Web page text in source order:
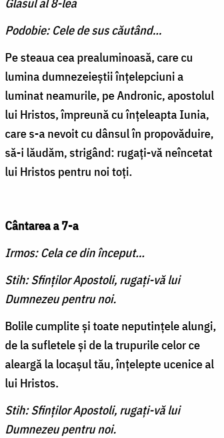
Glasul al 8-lea
Podobie: Cele de sus căutând...
Pe steaua cea prealuminoasă, care cu
lumina dumnezeieştii înţelepciuni a
luminat neamurile, pe Andronic, apostolul
lui Hristos, împreună cu înţeleapta Iunia,
care s-a nevoit cu dânsul în propovăduire,
să-i lăudăm, strigând: rugaţi-vă neîncetat
lui Hristos pentru noi toţi.
Cântarea a 7-a
Irmos: Cela ce din început...
Stih: Sfinţilor Apostoli, rugaţi-vă lui
Dumnezeu pentru noi.
Bolile cumplite şi toate neputinţele alungi,
de la sufletele şi de la trupurile celor ce
aleargă la locaşul tău, înţelepte ucenice al
lui Hristos.
Stih: Sfinţilor Apostoli, rugaţi-vă lui
Dumnezeu pentru noi.